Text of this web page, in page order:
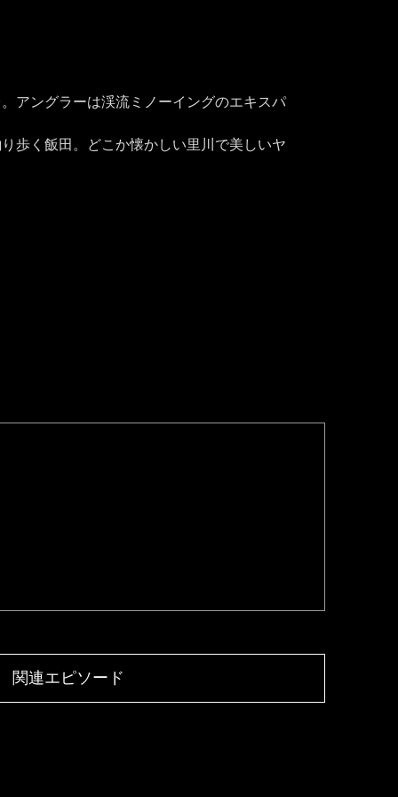
アングラーは渓流ミノーイングのエキスパ
歩く飯田。どこか懐かしい里川で美しいヤ
関連エピソード